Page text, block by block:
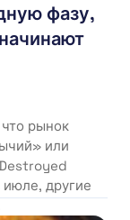
фазу,
рынок
или
июле, другие